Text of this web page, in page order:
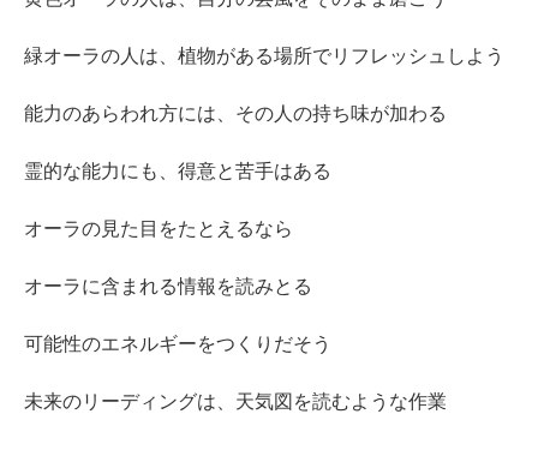
緑オーラの人は、植物がある場所でリフレッシュしよう
能力のあらわれ方には、その人の持ち味が加わる
霊的な能力にも、得意と苦手はある
オーラの見た目をたとえるなら
オーラに含まれる情報を読みとる
可能性のエネルギーをつくりだそう
未来のリーディングは、天気図を読むような作業